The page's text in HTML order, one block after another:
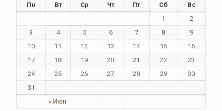
Пн Вт Ср Чт Пт Сб Вс
« Июн
1
2
3
4 5 6 7 8
9
10
11 12 13 14 15
16
17
18 19 20 21 22
23
24
25 26 27 28 29
30
31